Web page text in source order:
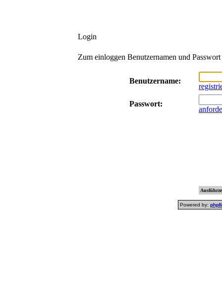
Login
Zum einloggen Benutzernamen und
Benutzername:
Passwort:
Powered by: